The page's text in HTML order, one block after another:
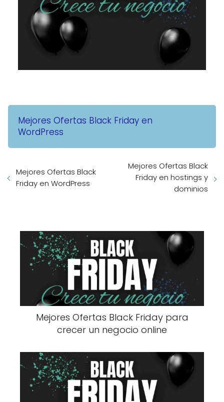
Mejores Ofertas Black Friday en
WordPress
Mejores Ofertas Black
Friday en WordPress
Mejores Ofertas Black
Friday en hostings y
dominios
Mejores Ofertas Black Friday para
crecer un negocio online